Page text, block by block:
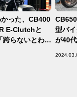
った、CB400
E-Clutchと
跨らないとわか
型バ
が40